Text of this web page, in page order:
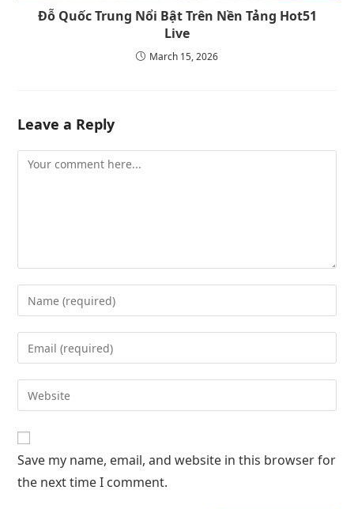
Đỗ Quốc Trung Nổi Bật Trên Nền Tảng Hot51
Live
March 15, 2026
Leave a Reply
Save my name, email, and website in this browser for
the next time I comment.